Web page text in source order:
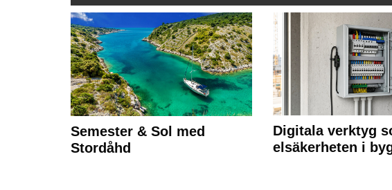
Semester & Sol med
Stordåhd
Digitala verktyg
elsäkerheten i